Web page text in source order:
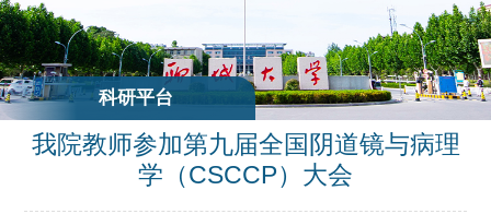
科研平台
我院教师参加第九届全国阴道镜与病理
学（CSCCP）大会